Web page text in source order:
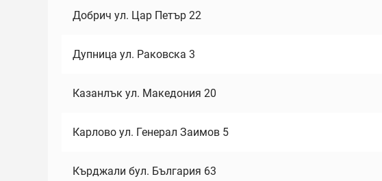
Добрич ул. Цар Петър 22
Дупница ул. Раковска 3
Казанлък ул. Македония 20
Карлово ул. Генерал Заимов 5
Кърджали бул. България 63